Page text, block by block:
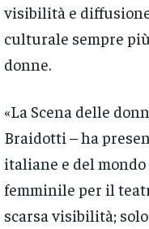
visibilità e
culturale sempre
donne.
«La Scena delle
Braidotti – ha
italiane e del
femminile per il
scarsa visibilità;